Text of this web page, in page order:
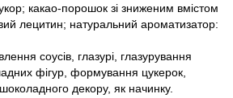
какао-порошок зі зниженим вмістом
лецитин; натуральний ароматизатор:
соусів, глазурі, глазурування
фігур, формування цукерок,
декору, як начинку.